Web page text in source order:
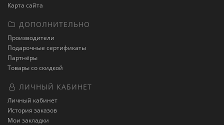
Карта сайта
ДОПОЛНИТЕЛЬНО
Производители
Подарочные сертификаты
Партнёры
Товары со скидкой
ЛИЧНЫЙ КАБИНЕТ
Личный кабинет
История заказов
Мои закладки